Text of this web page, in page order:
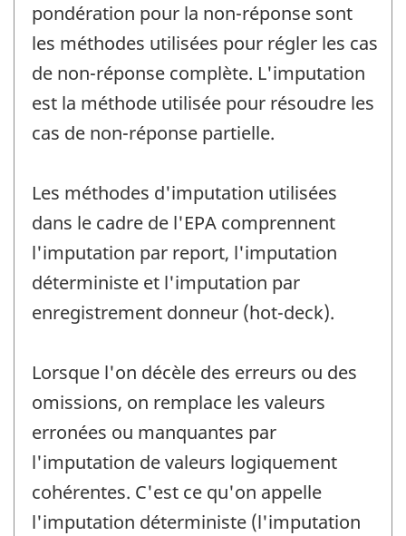
pondération pour la non-réponse sont
les méthodes utilisées pour régler les cas
de non-réponse complète. L'imputation
est la méthode utilisée pour résoudre les
cas de non-réponse partielle.
Les méthodes d'imputation utilisées
dans le cadre de l'EPA comprennent
l'imputation par report, l'imputation
déterministe et l'imputation par
enregistrement donneur (hot-deck).
Lorsque l'on décèle des erreurs ou des
omissions, on remplace les valeurs
erronées ou manquantes par
l'imputation de valeurs logiquement
cohérentes. C'est ce qu'on appelle
l'imputation déterministe (l'imputation